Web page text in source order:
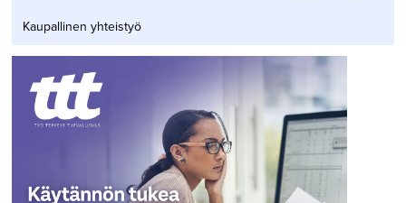
Kaupallinen yhteistyö